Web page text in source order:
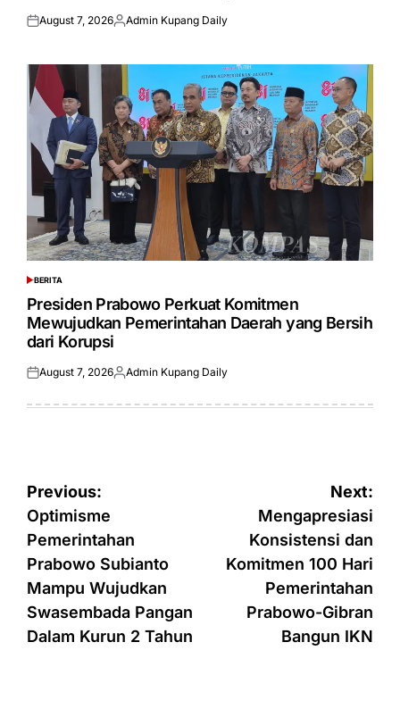
Posted
August 7, 2026Posted
Admin Kupang Daily
POSTED
IN
BERITA
Presiden Prabowo Perkuat Komitmen
Mewujudkan Pemerintahan Daerah yang Bersih
dari Korupsi
Posted
August 7, 2026Posted
Admin Kupang Daily
Post
navigation
Previous:
Optimisme
Pemerintahan
Prabowo Subianto
Mampu Wujudkan
Swasembada Pangan
Dalam Kurun 2 Tahun
Next:
Mengapresiasi
Konsistensi dan
Komitmen 100 Hari
Pemerintahan
Prabowo-Gibran
Bangun IKN